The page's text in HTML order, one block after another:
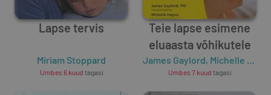
Lapse tervis
Miriam Stoppard
Umbes 6 kuud tagasi
Teie lapse esimene
eluaasta võhikutele
James Gaylord, Michelle Hagen
Umbes 7 kuud tagasi